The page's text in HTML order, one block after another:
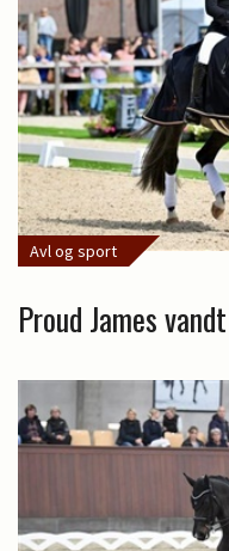
Avl og sport
Proud James